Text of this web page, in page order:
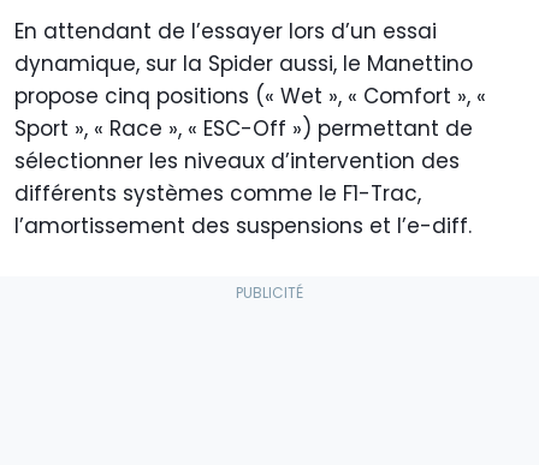
En attendant de l’essayer lors d’un essai
dynamique, sur la Spider aussi, le Manettino
propose cinq positions (« Wet », « Comfort », «
Sport », « Race », « ESC-Off ») permettant de
sélectionner les niveaux d’intervention des
différents systèmes comme le F1-Trac,
l’amortissement des suspensions et l’e-diff.